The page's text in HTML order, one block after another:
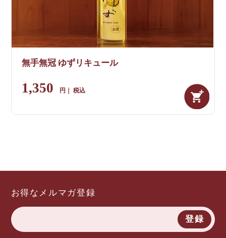
無手無冠 ゆずリキュール
1,350 税込
お得なメルマガ登録
登録